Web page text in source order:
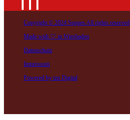
Copyright © 2024 Suppes All rights reserved
Made with 🤍 in Wiesbaden
Datenschutz
Impressum
Powered by tzn Digital